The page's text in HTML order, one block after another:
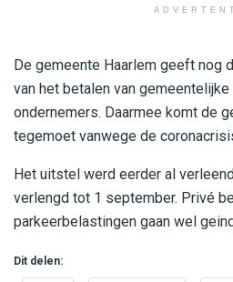
De gemeente Haarlem geeft nog
van het betalen van
ondernemers. Daarmee komt de
tegemoet vanwege de
Het uitstel werd eerder al
verlengd tot 1 september. Privé
parkeerbelastingen gaan wel
Dit delen: